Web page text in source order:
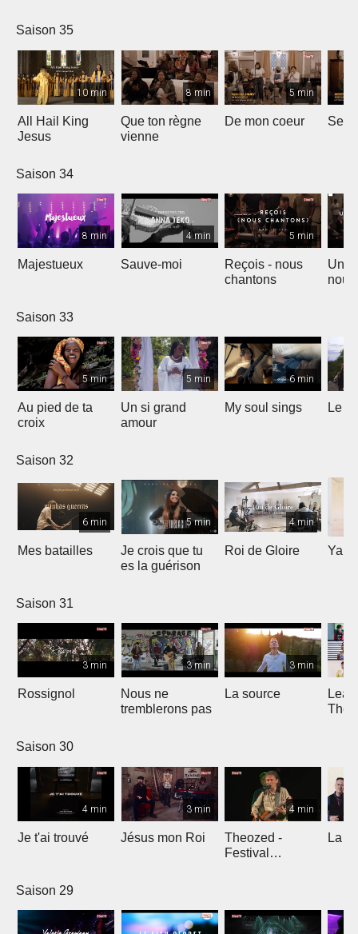
Saison 35
10 min
All Hail King
Jesus
8 min
Que ton règne
vienne
5 min
De mon coeur
Saison 34
8 min
Majestueux
4 min
Sauve-moi
5 min
Reçois - nous
chantons
Un
Saison 33
5 min
Au pied de ta
croix
5 min
Un si grand
amour
6 min
My soul sings Le
Saison 32
6 min
Mes batailles
5 min
Je crois que tu
es la guérison
4 min
Roi de Gloire
Saison 31
3 min
Rossignol
3 min
Nous ne
tremblerons pas
3 min
La source
The
Saison 30
4 min
Je t'ai trouvé
3 min
Jésus mon Roi
4 min
Theozed -
Festival
La
Saison 29